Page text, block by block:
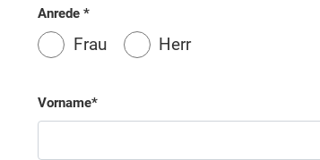
Anrede
Frau Herr
Vorname